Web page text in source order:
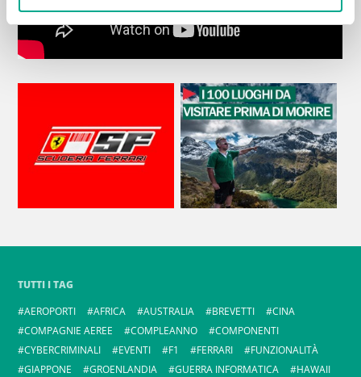
TUTTI I TAG
AEROPORTI
AFRICA AUSTRALIA BREVETTI
CINA
COMPAGNIE AEREE
COMPLEANNO
COMPONENTI
CYBERCRIMINALI
EVENTI F1 FERRARI
FUNZIONALITÀ
GIAPPONE
GROENLANDIA GUERRA INFORMATICA
HAWAII